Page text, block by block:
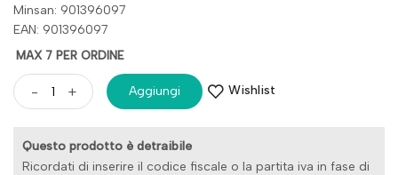
Minsan: 901396097
EAN: 901396097
MAX 7 PER ORDINE
- + Aggiungi Wishlist
Questo prodotto è detraibile
Ricordati di inserire il codice fiscale o la partita iva in fase di